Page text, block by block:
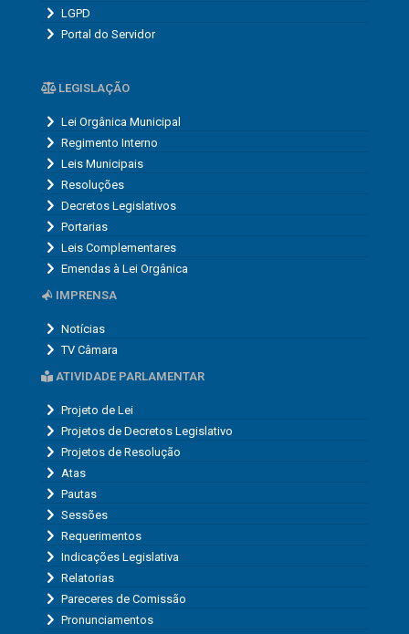
LGPD
Portal do Servidor
LEGISLAÇÃO
Lei Orgânica Municipal
Regimento Interno
Leis Municipais
Resoluções
Decretos Legislativos
Portarias
Leis Complementares
Emendas à Lei Orgânica
IMPRENSA
Notícias
TV Câmara
ATIVIDADE PARLAMENTAR
Projeto de Lei
Projetos de Decretos Legislativo
Projetos de Resolução
Atas
Pautas
Sessões
Requerimentos
Indicações Legislativa
Relatorias
Pareceres de Comissão
Pronunciamentos